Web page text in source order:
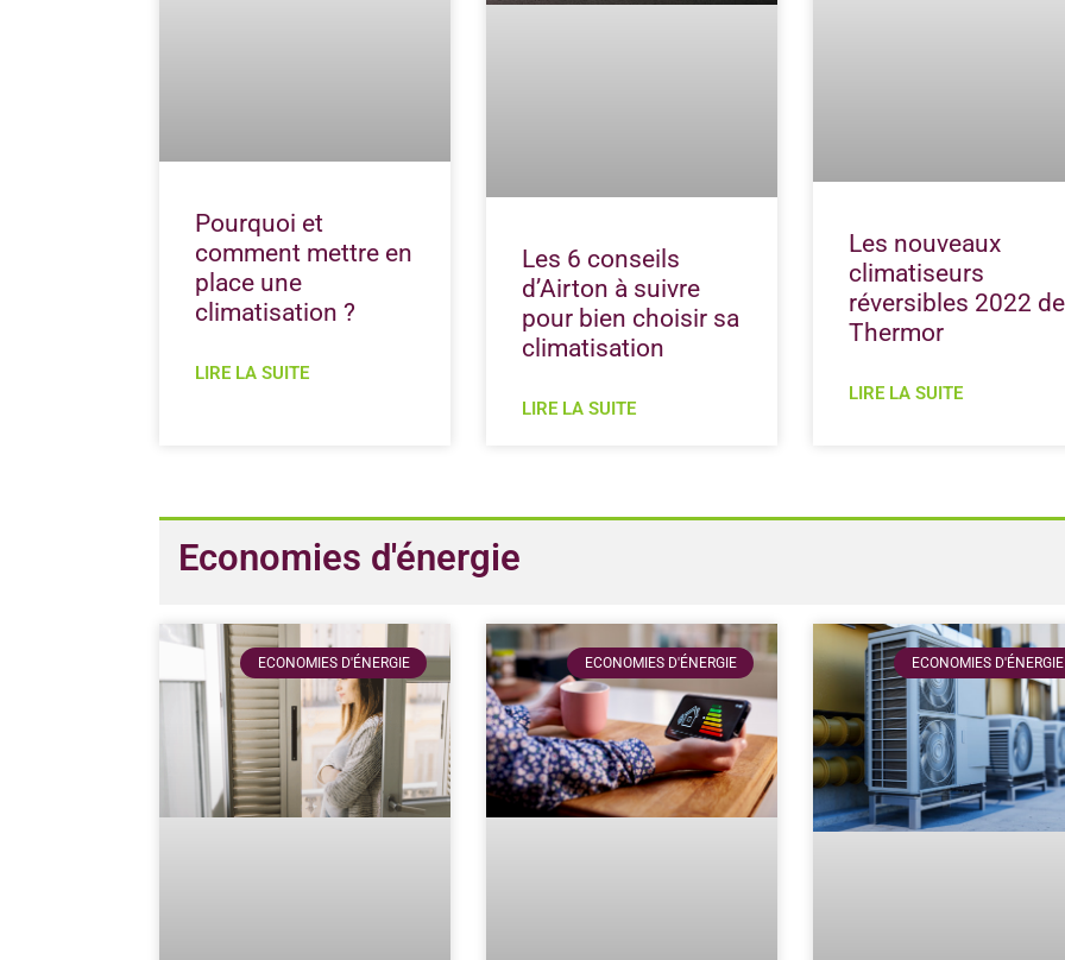
Pourquoi et
comment mettre en
place une
climatisation ?
LIRE LA SUITE
Les 6 conseils
d’Airton à suivre
pour bien choisir sa
climatisation
LIRE LA SUITE
Les nouveaux
climatiseurs
réversibles 2022 de
Thermor
LIRE LA SUITE
Economies d'énergie
ECONOMIES D'ÉNERGIE ECONOMIES D'ÉNERGIE ECONOMIES D'ÉNERGIE